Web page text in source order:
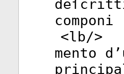
componi
<lb/>
mento